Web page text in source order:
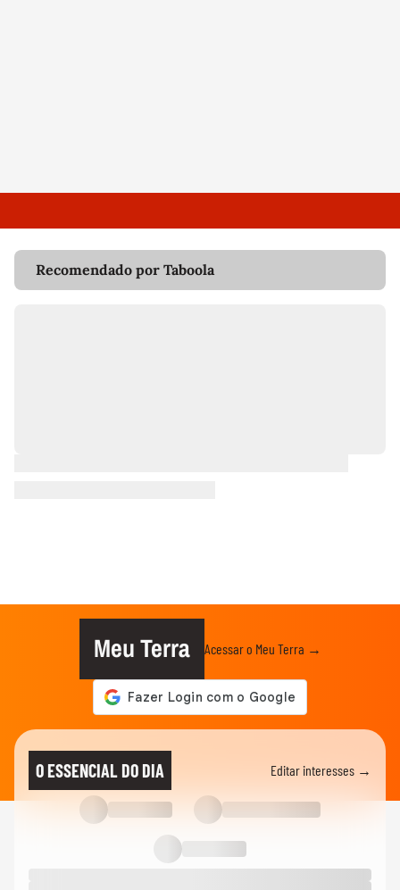
Recomendado por Taboola
Meu Terra Acessar o Meu Terra →
O ESSENCIAL DO DIA Editar interesses →